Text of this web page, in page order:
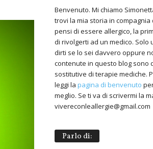
Benvenuto. Mi chiamo
trovi la mia storia in compagnia
pensi di essere allergico, la
di rivolgerti ad un medico. Solo
dirti se lo sei davvero oppure
contenute in questo blog sono
sostitutive di terapie mediche.
leggi la pagina di benvenuto
meglio. Se ti va di scrivermi la
vivereconleallergie@gmail.com
Parlo di: